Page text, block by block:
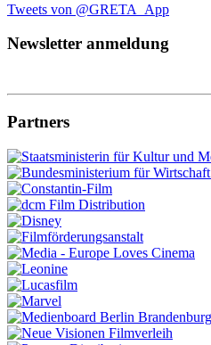
Tweets von @GRETA_App
Newsletter anmeldung
Partners